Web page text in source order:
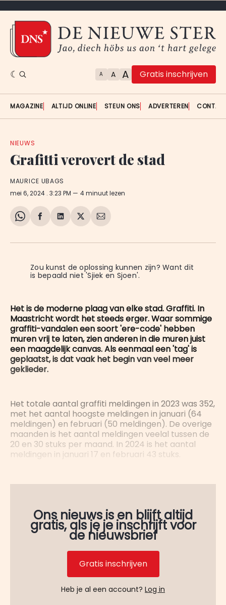
A A A Gratis inschrijven
MAGAZINE ALTIJD ONLINE STEUN ONS ADVERTEREN
NIEUWS
Grafitti verovert de stad
MAURICE UBAGS
mei 6, 2024 . 3:23 PM 4 minuut lezen
Share
WhatsApp
Delen
Facebook
Delen
LinkedIn
Share
X
Deel
E-
Zou kunst de oplossing kunnen zijn? Want dit
is bepaald niet 'Sjiek en Sjoen'.
Het is de moderne plaag van elke stad. Graffiti. In
Maastricht wordt het steeds erger. Waar sommige
graffiti-vandalen een soort 'ere-code' hebben
muren vrij te laten, zien anderen in die muren juist
een maagdelijk canvas. Als eenmaal een 'tag' is
geplaatst, is dat vaak het begin van veel meer
geklieder.
Het totale aantal graffiti meldingen in 2023 was 352,
met het aantal hoogste meldingen in januari (64
meldingen) en februari (50 meldingen). De overige
maanden is het aantal meldingen veelal tussen de
20 en 30 stuks per maand. In 2024 is het aantal
meldingen in januari 17 en februari 43 stuks.
Ons nieuws is en blijft altijd
gratis, als je je inschrijft voor
de nieuwsbrief
Gratis inschrijven
Heb je al een account? Log in